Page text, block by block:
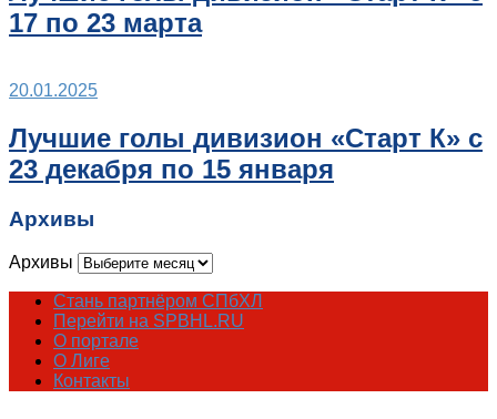
17 по 23 марта
20.01.2025
Лучшие голы дивизион «Старт К» с
23 декабря по 15 января
Архивы
Архивы
Стань партнёром СПбХЛ
Перейти на SPBHL.RU
О портале
О Лиге
Контакты